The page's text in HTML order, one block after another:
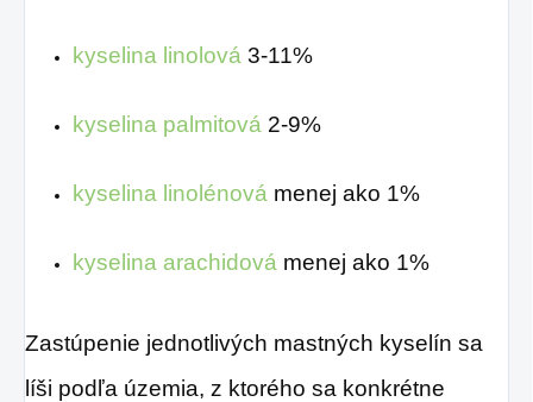
kyselina linolová 3-11%
kyselina palmitová 2-9%
kyselina linolénová menej ako 1%
kyselina arachidová menej ako 1%
Zastúpenie jednotlivých mastných kyselín sa
líši podľa územia, z ktorého sa konkrétne